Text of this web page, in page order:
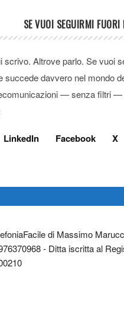
SE VUOI SEGUIRMI
scrivo. Altrove parlo. Se vuoi
succede davvero nel mondo
— senza filtri —
LinkedIn Facebook X
di Massimo
- Ditta iscritta al